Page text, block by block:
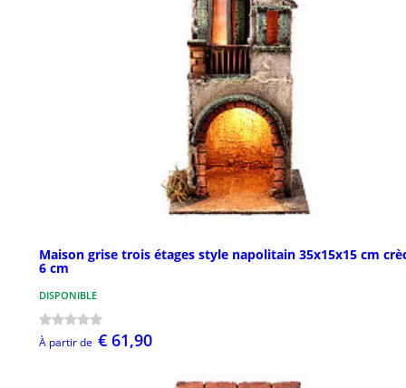
Maison grise trois étages style napolitain 35x15x15 cm
6 cm
DISPONIBLE
À partir de € 61,90